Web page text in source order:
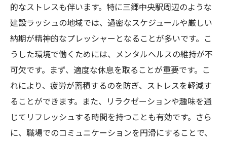
的なストレスも伴います。特に三郷中央駅周辺のような
建設ラッシュの地域では、過密なスケジュールや厳しい
納期が精神的なプレッシャーとなることが多いです。こ
うした環境で働くためには、メンタルヘルスの維持が不
可欠です。まず、適度な休息を取ることが重要です。こ
れにより、疲労が蓄積するのを防ぎ、ストレスを軽減す
ることができます。また、リラクゼーションや趣味を通
じてリフレッシュする時間を持つことも有効です。さら
に、職場でのコミュニケーションを円滑にすることで、